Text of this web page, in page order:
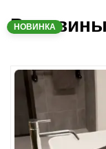
НОВИНКА